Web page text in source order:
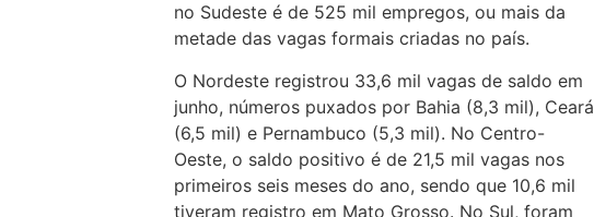
no Sudeste é de 525 mil empregos, ou mais da
metade das vagas formais criadas no país.
O Nordeste registrou 33,6 mil vagas de saldo em
junho, números puxados por Bahia (8,3 mil), Ceará
(6,5 mil) e Pernambuco (5,3 mil). No Centro-
Oeste, o saldo positivo é de 21,5 mil vagas nos
primeiros seis meses do ano, sendo que 10,6 mil
tiveram registro em Mato Grosso. No Sul, foram